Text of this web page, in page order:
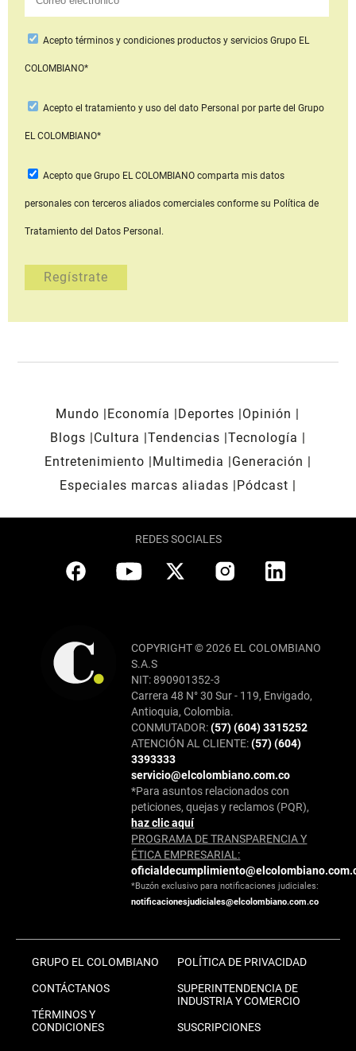
Aceptotérminos y condiciones productos y serviciosGrupo EL
COLOMBIANO*
Acepto el tratamiento y uso del dato Personal por parte del Grupo
EL COLOMBIANO*
Acepto que Grupo EL COLOMBIANOcomparta mis datos
personales con terceros aliados comerciales conforme su Política de
Tratamiento del Datos Personal.
Mundo Economía Deportes
Opinión
Blogs
Cultura Tendencias Tecnología
Entretenimiento
Multimedia
Generación
Especiales marcas aliadas
Pódcast
REDES SOCIALES
COPYRIGHT © 2026 EL COLOMBIANO
S.A.S
NIT: 890901352-3
Carrera 48 N° 30 Sur - 119, Envigado,
Antioquia, Colombia.
CONMUTADOR:(57) (604) 3315252
ATENCIÓN AL CLIENTE:(57) (604)
3393333
servicio@elcolombiano.com.co
*Para asuntos relacionados con
peticiones, quejas y reclamos (PQR),
haz clic aquí
PROGRAMA DE TRANSPARENCIA Y
ÉTICA EMPRESARIAL:
*Buzón exclusivo para notificaciones judiciales:
notificacionesjudiciales@elcolombiano.com.co
GRUPO EL COLOMBIANO
CONTÁCTANOS
TÉRMINOS Y
CONDICIONES
POLÍTICA DE PRIVACIDAD
SUPERINTENDENCIA DE
INDUSTRIA Y COMERCIO
SUSCRIPCIONES